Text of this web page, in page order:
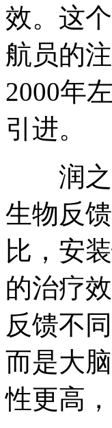
效。这
航员的
2000年
引进。
润之
生物反
比，安
的治疗
反馈不
而是大
性更高